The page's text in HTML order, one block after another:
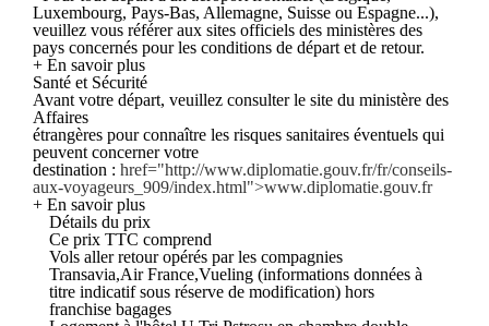
Luxembourg, Pays-Bas, Allemagne, Suisse ou Espagne...),
veuillez vous référer aux sites officiels des ministères des
pays concernés pour les conditions de départ et de retour.
+ En savoir plus
Santé et Sécurité
Avant votre départ, veuillez consulter le site du ministère des
Affaires
étrangères pour connaître les risques sanitaires éventuels qui
peuvent concerner votre
destination : href="http://www.diplomatie.gouv.fr/fr/conseils-
aux-voyageurs_909/index.html">www.diplomatie.gouv.fr
+ En savoir plus
Détails du prix
Ce prix TTC comprend
Vols aller retour opérés par les compagnies
Transavia,Air France,Vueling (informations données à
titre indicatif sous réserve de modification) hors
franchise bagages